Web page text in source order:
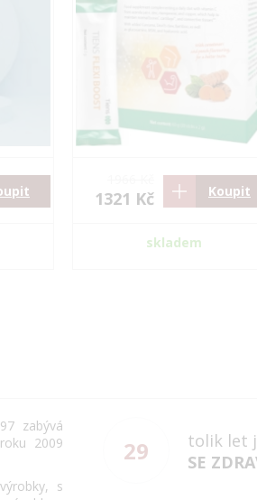
1321 Kč Koupit
skladem
zabývá
2009
s
29
tolik let
SE